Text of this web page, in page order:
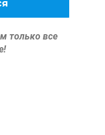
только все